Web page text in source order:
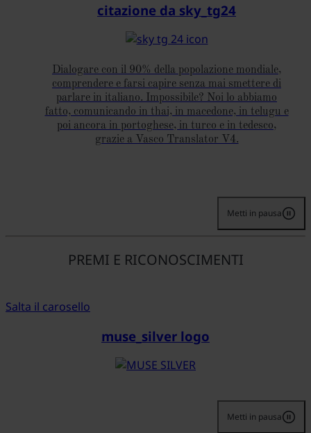
citazione da sky_tg24
Dialogare con il 90% della popolazione mondiale,
comprendere e farsi capire senza mai smettere di
parlare in italiano. Impossibile? Noi lo abbiamo
fatto, comunicando in thai, in macedone, in telugu e
poi ancora in portoghese, in turco e in tedesco,
grazie a Vasco Translator V4.
Metti in pausa
PREMI E RICONOSCIMENTI
Salta il carosello
muse_silver logo
Metti in pausa